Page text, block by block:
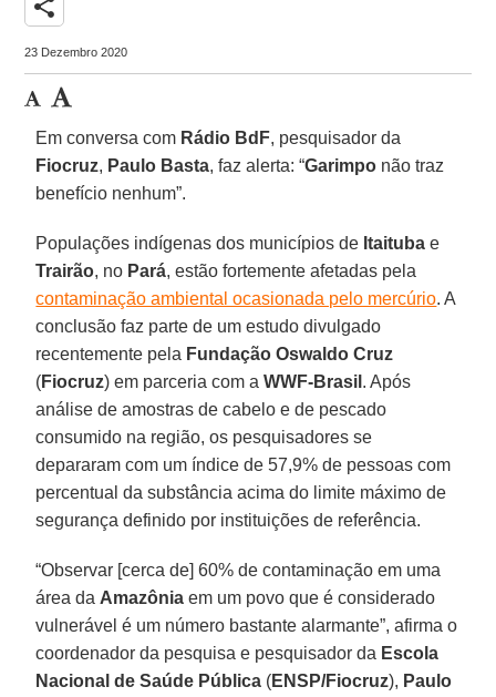
share
23 Dezembro 2020
Em conversa com Rádio BdF, pesquisador da
Fiocruz, Paulo Basta, faz alerta: “Garimpo não traz
benefício nenhum”.
Populações indígenas dos municípios de Itaituba e
Trairão, no Pará, estão fortemente afetadas pela
contaminação ambiental ocasionada pelo mercúrio. A
conclusão faz parte de um estudo divulgado
recentemente pela Fundação Oswaldo Cruz
(Fiocruz) em parceria com aWWF-Brasil . Após
análise de amostras de cabelo e de pescado
consumido na região, os pesquisadores se
depararam com um índice de 57,9% de pessoas com
percentual da substância acima do limite máximo de
segurança definido por instituições de referência.
“Observar [cerca de] 60% de contaminação em uma
área da Amazônia em um povo que é considerado
vulnerável é um número bastante alarmante”, afirma o
coordenador da pesquisa e pesquisador da Escola
Nacional de Saúde Pública (ENSP/Fiocruz), Paulo